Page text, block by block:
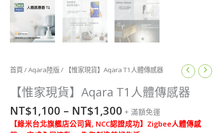
首頁/Aqara陸版/ 【惟家現貨】Aqara T1人體傳感器
【惟家現貨】Aqara T1人體傳感器
NT$1,100 – NT$1,300
價
範
NT$1,100
到
+ 滿額免運
【綠米台北旗艦店公司貨, NCC認證成功】Zigbee人體傳感
【惟
貨】
Aqara
T1
人